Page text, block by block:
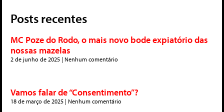
Posts recentes
MC Poze do Rodo, o mais novo bode expiatório das
nossas mazelas
2 de junho de 2025 Nenhum comentário
Vamos falar de “Consentimento”?
18 de março de 2025 Nenhum comentário